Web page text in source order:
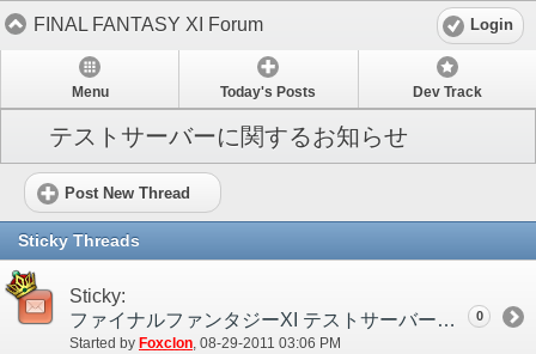
FINAL FANTASY XI Forum Login
Menu Today's Posts Dev Track
テストサーバーに関するお知らせ
Post New Thread
Sticky Threads
Sticky:
ファイナルファンタジーXI テストサーバーについて
Started by Foxclon‎, 08-29-2011 03:06 PM
0